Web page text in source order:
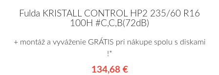
Fulda KRISTALL CONTROL HP2 235/60 R16
100H #C,C,B(72dB)
+ montáž a vyváženie GRÁTIS pri nákupe spolu s diskami
!*
134,68 €